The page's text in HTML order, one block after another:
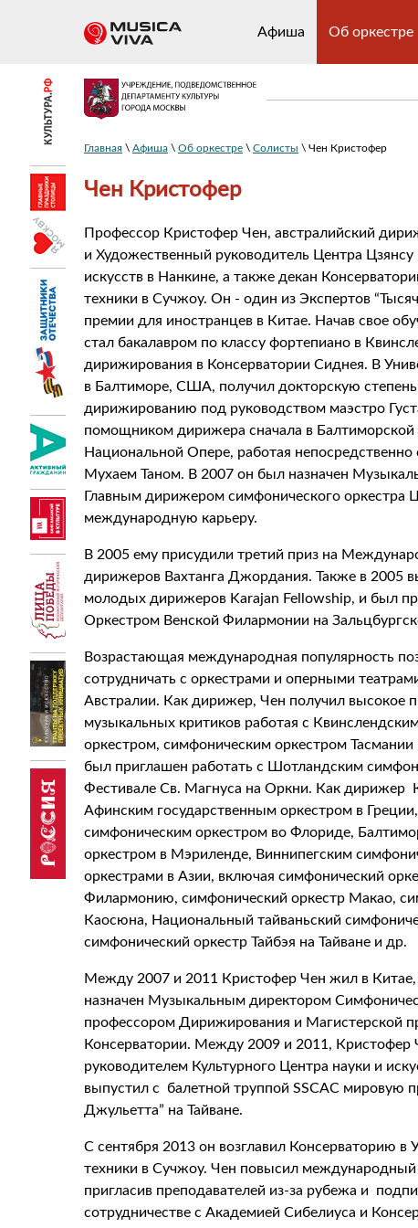
Афиша Об оркестре
Главная \ Афиша \ Об оркестре \ Солисты \ Чен Кристофер
Чен Кристофер
Профессор Кристофер Чен, австралийский
и Художественный руководитель Центра Цзянсу
искусств в Нанкине, а также декан
техники в Сучжоу. Он - один из Экспертов
премии для иностранцев в Китае. Начав свое
стал бакалавром по классу фортепиано в
дирижирования в Консерватории Сиднея. В
в Балтиморе, США, получил докторскую
дирижированию под руководством маэстро
помощником дирижера сначала в
Национальной Опере, работая
Мухаем Таном. В 2007 он был назначен
Главным дирижером симфонического оркестра
международную карьеру.
В 2005 ему присудили третий приз на
дирижеров Вахтанга Джордания. Также в 2005
молодых дирижеров Karajan Fellowship, и был
Оркестром Венской Филармонии на
Возрастающая международная популярность
сотрудничать с оркестрами и оперными
Австралии. Как дирижер, Чен получил высокое
музыкальных критиков работая с
оркестром, симфоническим оркестром
был приглашен работать с Шотландским
Фестивале Св. Магнуса на Оркни. Как дирижер
Афинским государственным оркестром в
симфоническим оркестром во Флориде,
оркестром в Мэриленде, Виннипегским
оркестрами в Азии, включая симфонический
Филармонию, симфонический оркестр Макао,
Каосюна, Национальный тайваньский
симфонический оркестр Тайбэя на Тайване и др.
Между 2007 и 2011 Кристофер Чен жил в Китае,
назначен Музыкальным директором
профессором Дирижирования и Магистерской
Консерватории. Между 2009 и 2011,
руководителем Культурного Центра науки и
выпустил с балетной труппой SSCAC мировую
Джульетта” на Тайване.
С сентября 2013 он возглавил Консерваторию в
техники в Сучжоу. Чен повысил международный
пригласив преподавателей из-за рубежа и
сотрудничестве с Академией Сибелиуса и